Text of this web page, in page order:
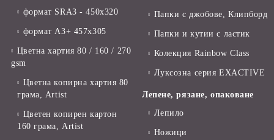
формат SRA3 - 450x320
формат А3+ 457x305
Цветна хартия 80 / 160 / 270
gsm
Цветна копирна хартия 80
грама, Artist
Цветен копирен картон
160 грама, Artist
Папки с джобове, Клипборд
Папки и кутии с ластик
Колекция Rainbow Class
Луксозна серия EXACTIVE
Лепене, рязане, опаковане
Лепило
Ножици